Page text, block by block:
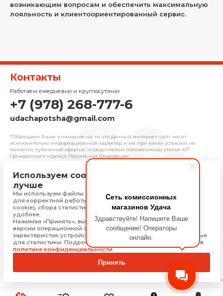
Cеть комиссионных
магазинов Удача
Здравствуйте! Напишите Ваше
сообщение! Операторы
онлайн.
возникающим вопросам и обеспечить максимальную
лояльность и клиентоориентированный сервис.
Контакты
Работаем ежедневно и круглосуточно
+7 (978) 268-777-6
udachapotsha@gmail.com
*Обращаем Ваше внимание на то, что данный интернет-сайт носит
исключительно информационный характер и ни при каких условиях не
является публичной офертой, определяемой положениями cтатьи 437
Гражданского кодекса Российской Федерации.
© 2025 «Удача» | Франчайзинговая сеть
Политика конфиденциальности
Присоединяйтесь
Скачать приложение
Используем cookie, чтобы сайт работал
лучше
Мы используем файлы cookie, Яндекс Метрику и 1С-Битрикс
для корректной работы сайта (технически необходимые
cookie), сбора статистики, чтобы сайт работал быстрее и
удобнее.
Нажимая «Принять», вы соглашаетесь на обработку: типа,
версии операционной системы и браузера, технических
характеристик устройства, технические данные, необходимые
для статистики. Подробную информацию Вы можете найти в
политике конфиденциальности.
Принять